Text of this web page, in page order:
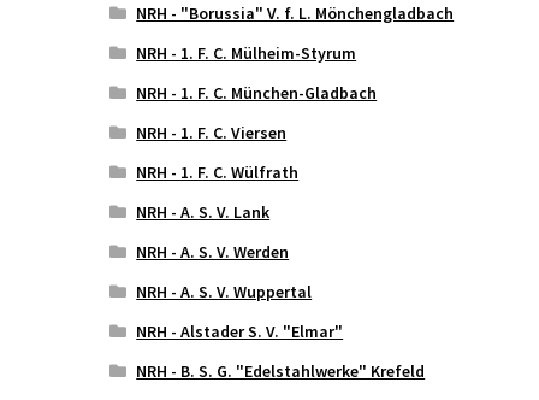
NRH - "Borussia" V. f. L. Mönchengladbach
NRH - 1. F. C. Mülheim-Styrum
NRH - 1. F. C. München-Gladbach
NRH - 1. F. C. Viersen
NRH - 1. F. C. Wülfrath
NRH - A. S. V. Lank
NRH - A. S. V. Werden
NRH - A. S. V. Wuppertal
NRH - Alstader S. V. "Elmar"
NRH - B. S. G. "Edelstahlwerke" Krefeld